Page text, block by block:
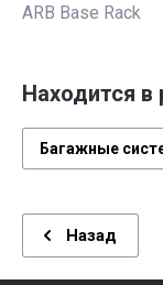
ARB Base Rack
Находится в
Багажные
Назад